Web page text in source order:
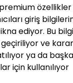
giriş
ediyor. Bu
ve
ya da başka
için kullanılıyor